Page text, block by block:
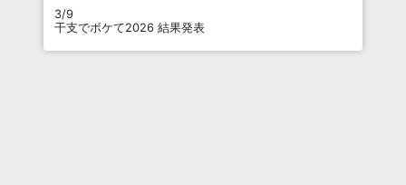
3/9
干支でボケて2026 結果発表